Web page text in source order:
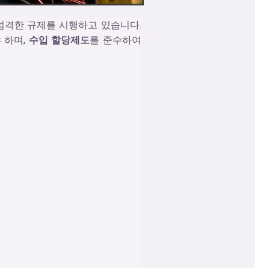
한 규제를 시행하고 있습니다.
하며, 수입 할당제도를 준수하여